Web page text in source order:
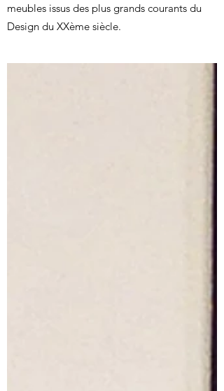
meubles issus des plus grands courants du
Design du XXème siècle.